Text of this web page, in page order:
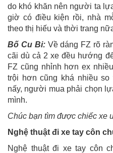
do khó khăn nên người ta
giờ có điều kiện rồi, nhà
theo thị hiếu và thời trang
Bố Cu Bi: Về dáng FZ rõ
cãi dù cả 2 xe đều hướng
FZ cũng nhỉnh hơn ex
trội hơn cũng khá nhiều
nấy, người mua phải chọn
mình.
Chúc bạn tìm được chiếc xe
Nghệ thuật đi xe tay côn
Nghệ thuật đi xe tay côn